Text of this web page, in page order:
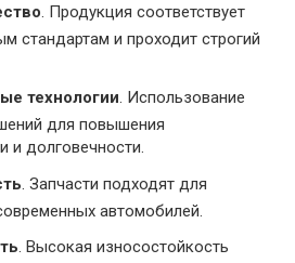
. Продукция соответствует
стандартам и проходит строгий
технологии. Использование
для повышения
и долговечности.
. Запчасти подходят для
автомобилей.
. Высокая износостойкость